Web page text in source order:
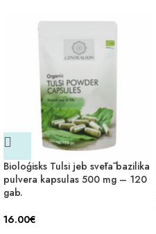
Bioloģisks Tulsi jeb svētā bazilika
pulvera kapsulas 500 mg – 120
gab.
16.00€